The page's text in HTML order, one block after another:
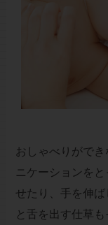
おしゃべりがで
ニケーションを
せたり、手を伸
と舌を出す仕草も